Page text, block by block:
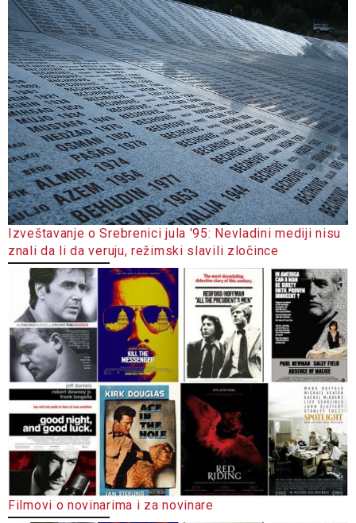
Izveštavanje o Srebrenici jula '95: Nevladini mediji nisu
znali da li da veruju, režimski slavili zločince
Filmovi o novinarima i za novinare